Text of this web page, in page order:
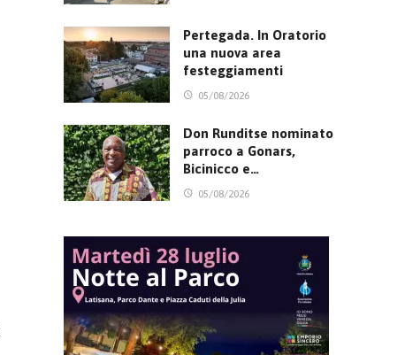
Pertegada. In Oratorio
una nuova area
festeggiamenti
05/08/2026
Don Runditse nominato
parroco a Gonars,
Bicinicco e…
05/08/2026